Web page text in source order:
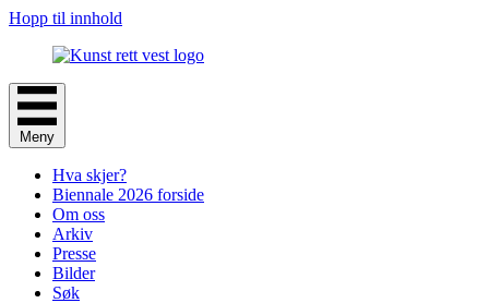
Hopp til innhold
Meny
Hva skjer?
Biennale 2026 forside
Om oss
Arkiv
Presse
Bilder
Søk